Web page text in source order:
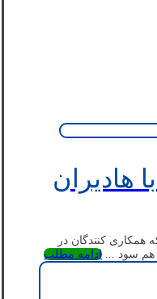
هادیران
کنندگان در
هم سود ... ادامه مطلب